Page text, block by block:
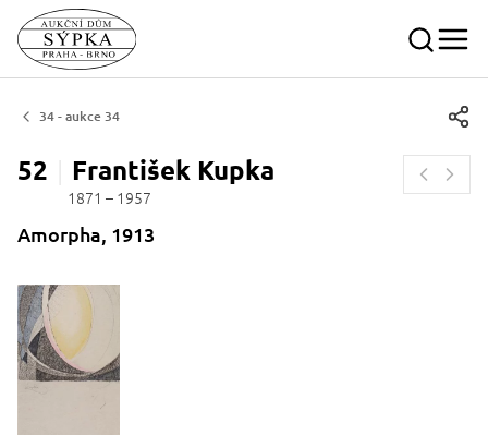
34 - aukce 34
52 František Kupka
1871 – 1957
Amorpha, 1913